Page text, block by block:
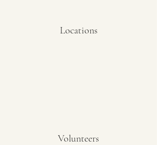
Locations
Volunteers